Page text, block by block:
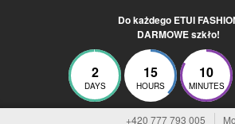
Do każdego ETUI
DARMOWE szkło!
2
DAYS
15
HOURS
10
MINUTES
+420 777 793 005